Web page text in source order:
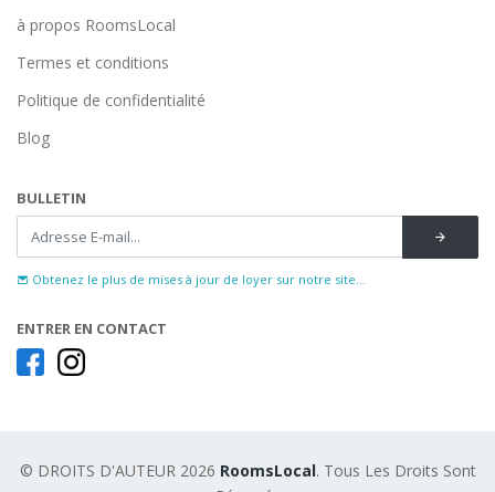
à propos RoomsLocal
Termes et conditions
Politique de confidentialité
Blog
BULLETIN
Obtenez le plus de mises à jour de loyer sur notre site...
ENTRER EN CONTACT
© DROITS D'AUTEUR 2026 RoomsLocal. Tous Les Droits Sont